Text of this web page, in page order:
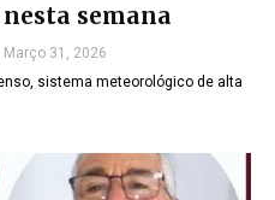
semana
Março 31, 2026
sistema meteorológico de alta